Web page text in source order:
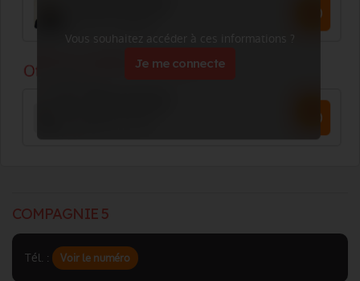
Vous souhaitez accéder à ces informations ?
Je me connecte
COMPAGNIE 5
Tél. : Voir le numéro